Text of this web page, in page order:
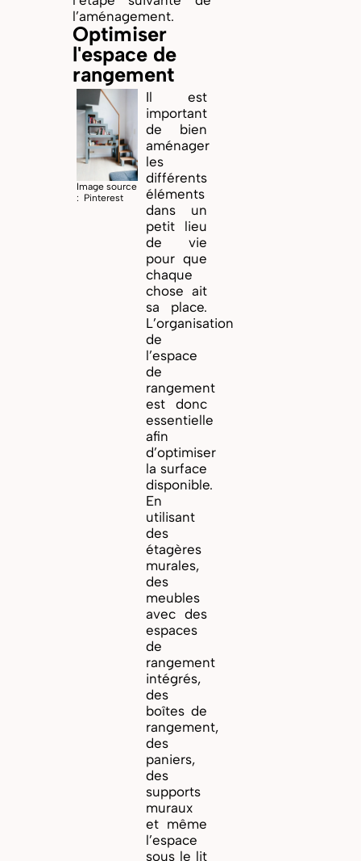
l’aménagement.
Optimiser
l'espace de
rangement
Image source
: Pinterest
Il est
important
de bien
aménager
les
différents
éléments
dans un
petit lieu
de vie
pour que
chaque
chose ait
sa place.
L’organisation
de
l’espace
de
rangement
est donc
essentielle
afin
d’optimiser
la surface
disponible.
En
utilisant
des
étagères
murales,
des
meubles
avec des
espaces
de
rangement
intégrés,
des
boîtes de
rangement,
des
paniers,
des
supports
muraux
et même
l’espace
sous le lit